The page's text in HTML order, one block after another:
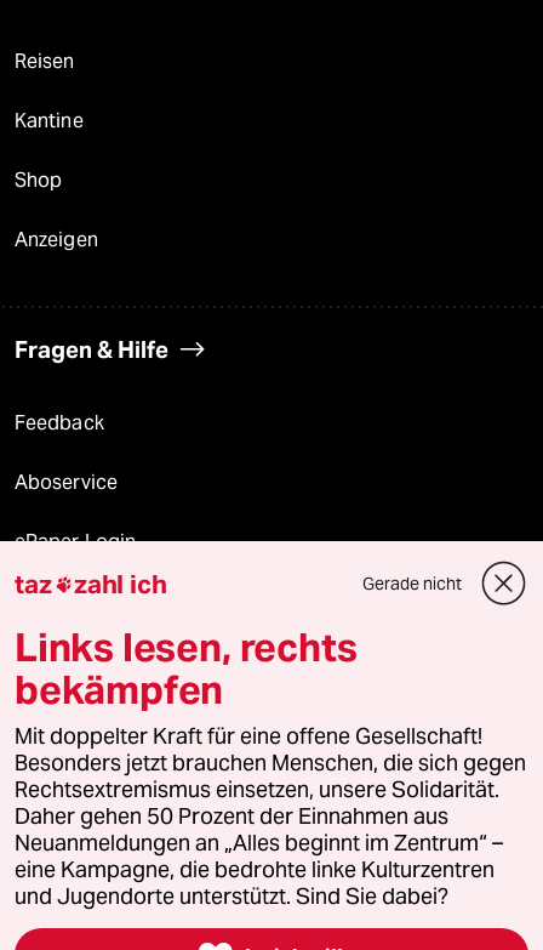
Reisen
Kantine
Shop
Anzeigen
Fragen & Hilfe
Feedback
Aboservice
ePaper Login
Downloads für Abonnierende
© 2026 taz Verlags und Vertriebs GmbH
Alle Rechte vorbehalten. Bei rechtlichen Fragen oder für Genehmigungen
wenden Sie sich bitte an
lizenzen@taz.de
Feedback Redaktionsstatut Kommune-Richtlinien
Leitlinie Informant Datenschutz Impressum AGB
taz zahl ich Gerade nicht
Links lesen, rechts
bekämpfen
Mit doppelter Kraft für eine offene Gesellschaft!
Besonders jetzt brauchen Menschen, die sich gegen
Rechtsextremismus einsetzen, unsere Solidarität.
Daher gehen 50 Prozent der Einnahmen aus
Neuanmeldungen an „Alles beginnt im Zentrum“ –
eine Kampagne, die bedrohte linke Kulturzentren
und Jugendorte unterstützt. Sind Sie dabei?